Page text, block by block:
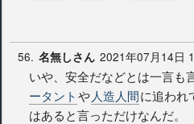
56. 名無しさん 2021年07月14日
いや、安全だなどとは一言も
ータントや人造人間に追われ
はあると言っただけなんだ。